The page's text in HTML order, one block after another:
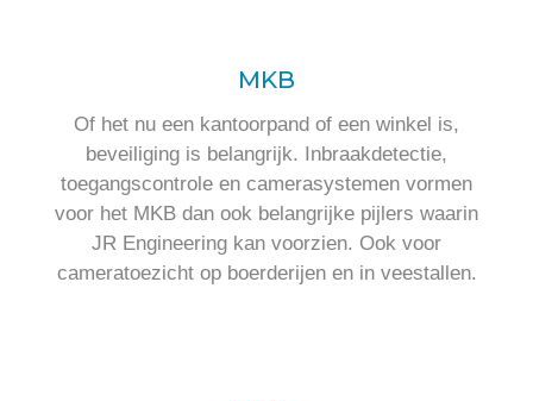
MKB
Of het nu een kantoorpand of een winkel is,
beveiliging is belangrijk. Inbraakdetectie,
toegangscontrole en camerasystemen vormen
voor het MKB dan ook belangrijke pijlers waarin
JR Engineering kan voorzien. Ook voor
cameratoezicht op boerderijen en in veestallen.